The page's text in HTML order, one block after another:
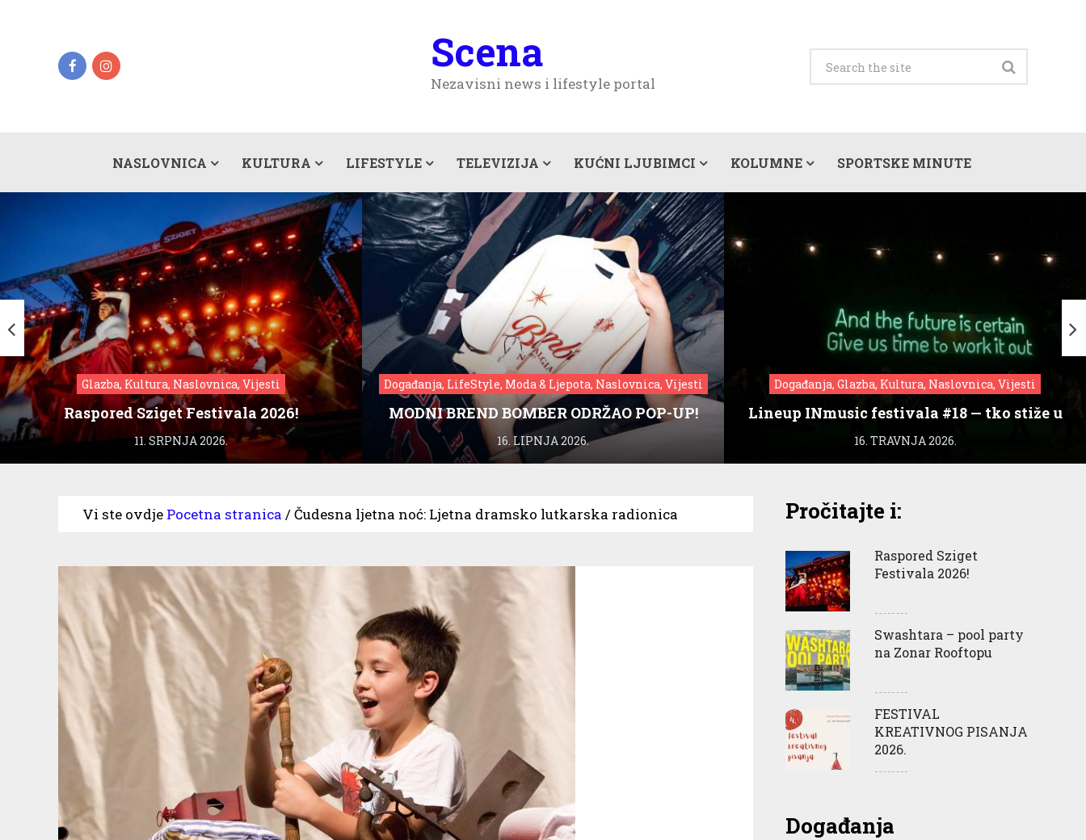
Scena
Nezavisni news i lifestyle portal
NASLOVNICA KULTURA LIFESTYLE TELEVIZIJA KUĆNI LJUBIMCI KOLUMNE SPORTSKE MINUTE
Glazba, Kultura, Naslovnica, Vijesti
Raspored Sziget Festivala 2026!
11. SRPNJA 2026.
Događanja, LifeStyle, Moda & Ljepota, Naslovnica, Vijesti
MODNI BREND BOMBER ODRŽAO POP-UP!
16. LIPNJA 2026.
Događanja, Glazba, Kultura, Naslovnica, Vijesti
Lineup INmusic festivala #18 — tko stiže u
Zagreb?
16. TRAVNJA 2026.
Vi ste ovdje Pocetna stranica /Čudesna ljetna noć: Ljetna dramsko lutkarska radionica Pročitajte i:
Raspored Sziget
Festivala 2026!
Swashtara – pool party
na Zonar Rooftopu
FESTIVAL
KREATIVNOG PISANJA
2026.
Događanja